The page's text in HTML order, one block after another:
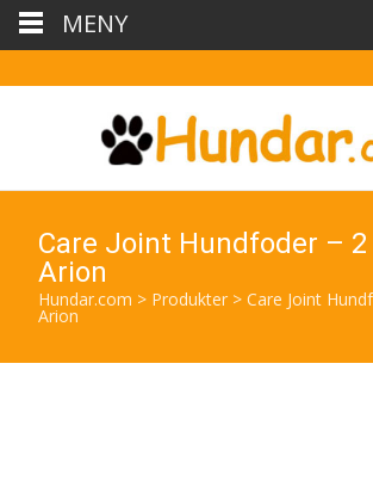
Care Joint Hundfoder –
Arion
Hundar.com > Produkter > Care Joint
Arion
MENY